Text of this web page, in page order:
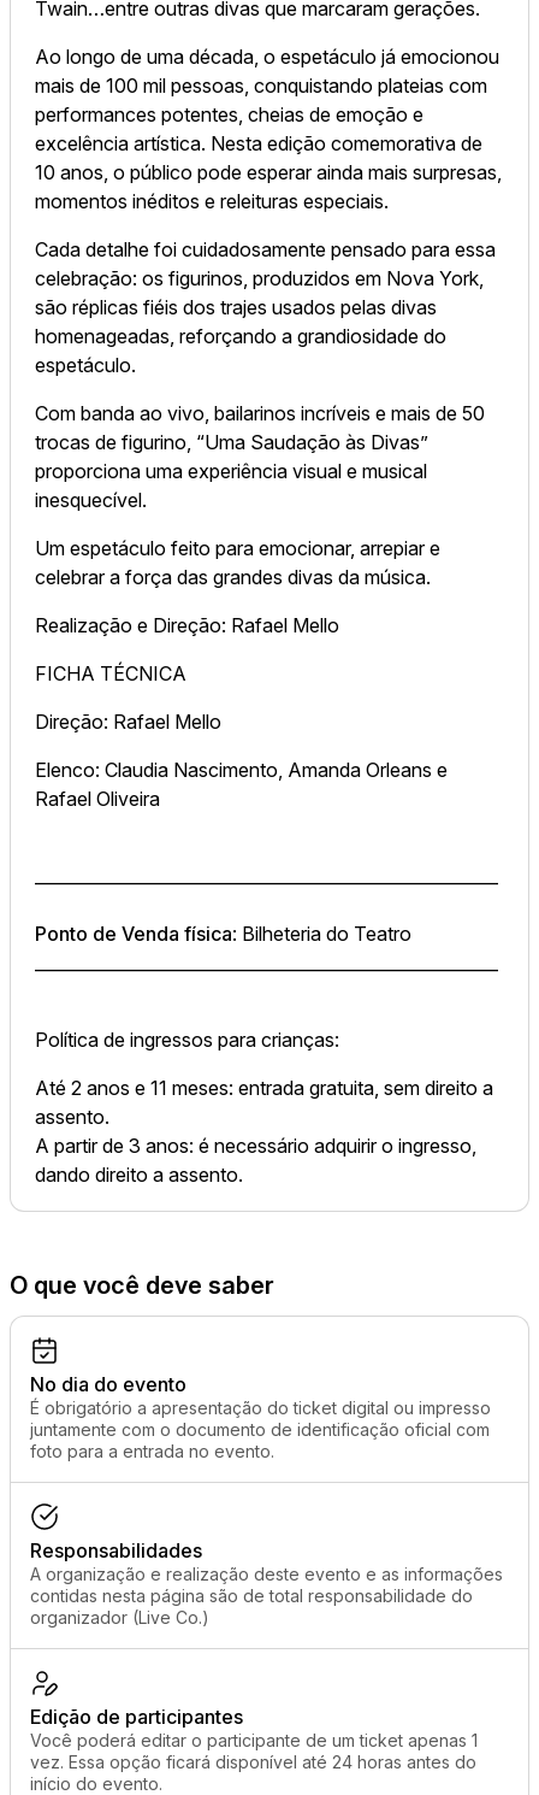
Twain…entre outras divas que marcaram gerações.
Ao longo de uma década, o espetáculo já emocionou
mais de 100 mil pessoas, conquistando plateias com
performances potentes, cheias de emoção e
excelência artística. Nesta edição comemorativa de
10 anos, o público pode esperar ainda mais surpresas,
momentos inéditos e releituras especiais.
Cada detalhe foi cuidadosamente pensado para essa
celebração: os figurinos, produzidos em Nova York,
são réplicas fiéis dos trajes usados pelas divas
homenageadas, reforçando a grandiosidade do
espetáculo.
Com banda ao vivo, bailarinos incríveis e mais de 50
trocas de figurino, “Uma Saudação às Divas”
proporciona uma experiência visual e musical
inesquecível.
Um espetáculo feito para emocionar, arrepiar e
celebrar a força das grandes divas da música.
Realização e Direção: Rafael Mello
FICHA TÉCNICA
Direção: Rafael Mello
Elenco: Claudia Nascimento, Amanda Orleans e
Rafael Oliveira
Ponto de Venda física: Bilheteria do Teatro
Política de ingressos para crianças:
Até 2 anos e 11 meses: entrada gratuita, sem direito a
assento.
A partir de 3 anos: é necessário adquirir o ingresso,
dando direito a assento.
O que você deve saber
No dia do evento
É obrigatório a apresentação do ticket digital ou impresso
juntamente com o documento de identificação oficial com
foto para a entrada no evento.
Responsabilidades
A organização e realização deste evento e as informações
contidas nesta página são de total responsabilidade do
organizador (Live Co.)
Edição de participantes
Você poderá editar o participante de um ticket apenas 1
vez. Essa opção ficará disponível até 24 horas antes do
início do evento.